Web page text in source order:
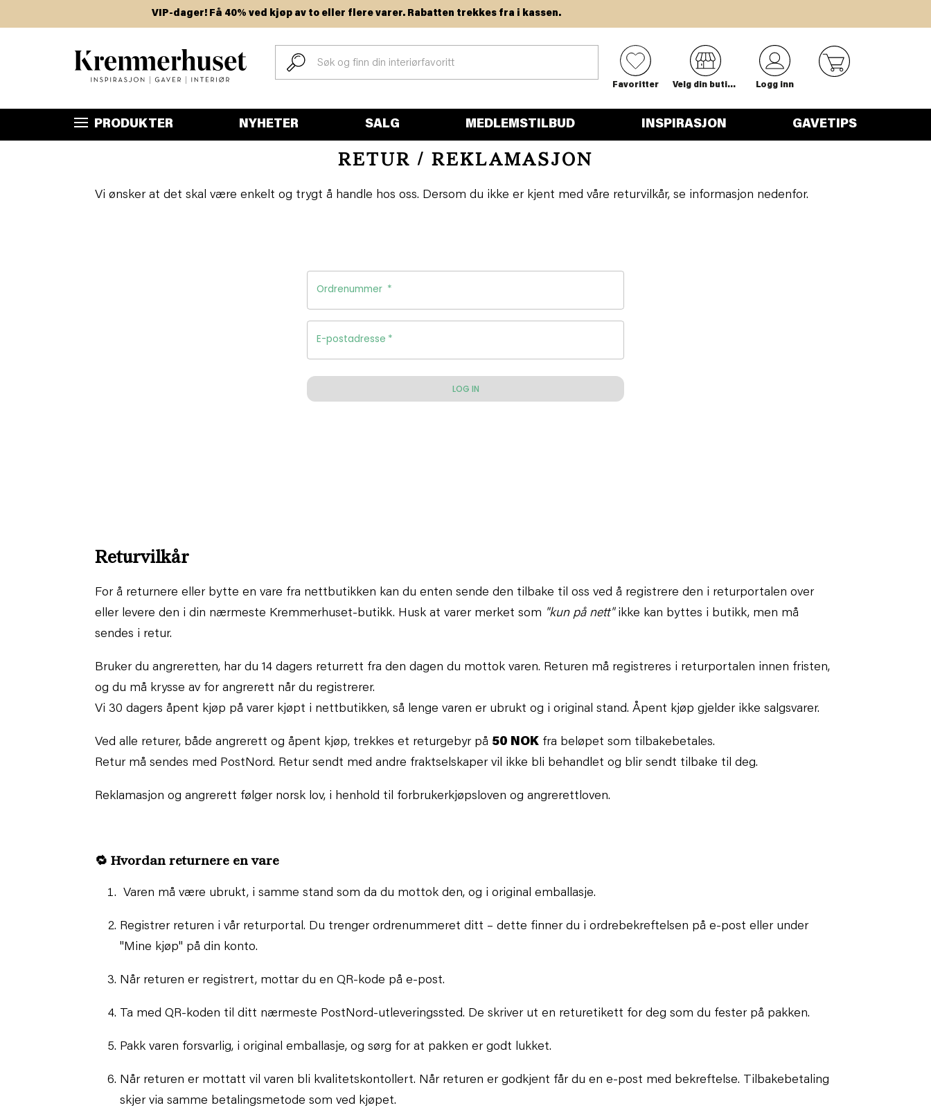
til
VIP-dager! Få 40% ved kjøp av to eller flere varer. Rabatten trekkes fra i kassen.
0
Favoritter Velg din butikk Logg inn
PRODUKTER NYHETER SALG MEDLEMSTILBUD INSPIRASJON GAVETIPS
RETUR / REKLAMASJON
Vi ønsker at det skal være enkelt og trygt å handle hos oss. Dersom du ikke er kjent med våre returvilkår, se informasjon nedenfor.
Returvilkår
For å returnere eller bytte en vare fra nettbutikken kan du enten sende den tilbake til oss ved å registrere den i returportalen over
eller levere den i din nærmeste Kremmerhuset-butikk. Husk at varer merket som "kun på nett" ikke kan byttes i butikk, men må
sendes i retur.
Bruker du angreretten, har du 14 dagers returrett fra den dagen du mottok varen. Returen må registreres i returportalen innen fristen,
og du må krysse av for angrerett når du registrerer.
Vi 30 dagers åpent kjøp på varer kjøpt i nettbutikken, så lenge varen er ubrukt og i original stand. Åpent kjøp gjelder ikke salgsvarer.
Ved alle returer, både angrerett og åpent kjøp, trekkes et returgebyr på 50 NOK fra beløpet som tilbakebetales.
Retur må sendes med PostNord. Retur sendt med andre fraktselskaper vil ikke bli behandlet og blir sendt tilbake til deg.
Reklamasjon og angrerett følger norsk lov, i henhold til forbrukerkjøpsloven og angrerettloven.
🔁 Hvordan returnere en vare
Varen må være ubrukt, i samme stand som da du mottok den, og i original emballasje.
Registrer returen i vår returportal. Du trenger ordrenummeret ditt – dette finner du i ordrebekreftelsen på e-post eller under
"Mine kjøp" på din konto.
Når returen er registrert, mottar du en QR-kode på e-post.
Ta med QR-koden til ditt nærmeste PostNord-utleveringssted. De skriver ut en returetikett for deg som du fester på pakken.
Pakk varen forsvarlig, i original emballasje, og sørg for at pakken er godt lukket.
Når returen er mottatt vil varen bli kvalitetskontollert. Når returen er godkjent får du en e-post med bekreftelse. Tilbakebetaling
skjer via samme betalingsmetode som ved kjøpet.